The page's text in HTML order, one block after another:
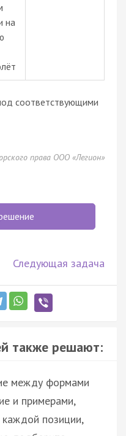
на
соответствующими
права ООО «Легион»
Следующая задача
также решают:
между формами
и примерами,
позиции,